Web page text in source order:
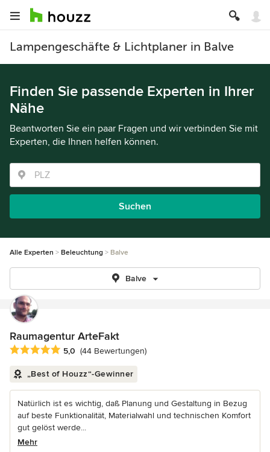
Lampengeschäfte & Lichtplaner in Balve
Finden Sie passende Experten in Ihrer
Nähe
Beantworten Sie ein paar Fragen und wir verbinden Sie mit
Experten, die Ihnen helfen können.
Suchen
Alle Experten Beleuchtung Balve
Balve
Raumagentur ArteFakt
Durchschnittliche Bewertung: 5 von 5 Sternen
5,0 (44 Bewertungen)
„Best of Houzz“-Gewinner
Natürlich ist es wichtig, daß Planung und Gestaltung in Bezug
auf beste Funktionalität, Materialwahl und technischen Komfort
gut gelöst werde...
Mehr